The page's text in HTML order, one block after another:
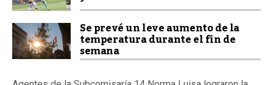
Se prevé un leve aumento de la
temperatura durante el fin de
semana